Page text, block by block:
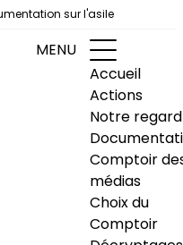
sur l'asile
MENU
Accueil
Actions
Notre regard
Comptoir
médias
Choix du
Comptoir